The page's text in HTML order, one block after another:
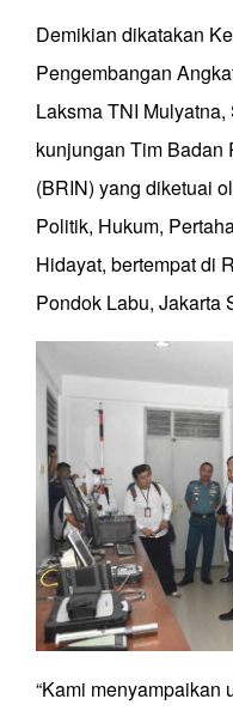
Demikian dikatakan
Pengembangan
Laksma TNI
kunjungan Tim Badan
(BRIN) yang diketuai
Politik, Hukum,
Hidayat, bertempat di
Pondok Labu, Jakarta
“Kami menyampaikan